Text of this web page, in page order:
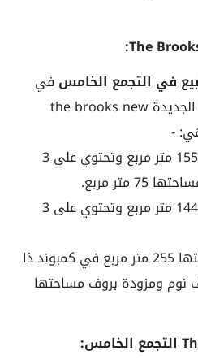
في التجمع الخامس في
the brooks new
-
• تم توفير شقة مساحتها 155 متر مربع وتحتوي على 3
مربع.
• تم توفير شقة مساحتها 144 متر مربع وتحتوي على 3
• تم توفير بنتهاوس مساحتها 255 متر مربع في كمبوند ذا
وتحتوي على 3 غرف نوم ومزودة بروف مساحتها